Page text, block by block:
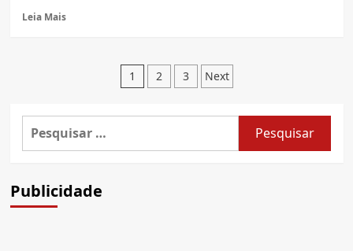
Brasil,
Leia MaisRead
R$
3
mil
modelos
Paginação
1 2 3 Next
Pesquisar
por:
Publicidade